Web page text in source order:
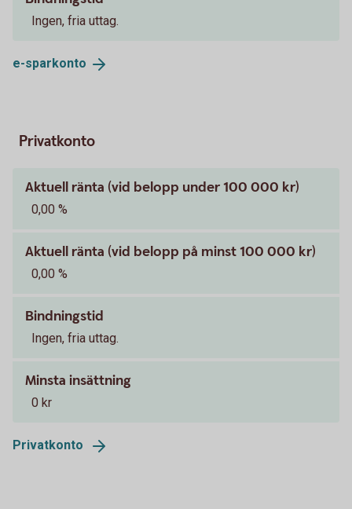
Ingen, fria uttag.
e-sparkonto
Privatkonto
Aktuell ränta (vid belopp under 100 000 kr)
0,00 %
Aktuell ränta (vid belopp på minst 100 000 kr)
0,00 %
Bindningstid
Ingen, fria uttag.
Minsta insättning
0 kr
Privatkonto